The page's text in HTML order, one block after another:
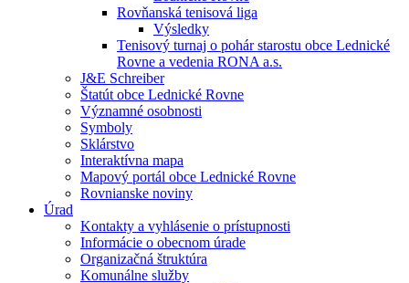
Rovňanská tenisová liga
Výsledky
Tenisový turnaj o pohár starostu obce Lednické
Rovne a vedenia RONA a.s.
J&E Schreiber
Štatút obce Lednické Rovne
Významné osobnosti
Symboly
Sklárstvo
Interaktívna mapa
Mapový portál obce Lednické Rovne
Rovnianske noviny
Úrad
Kontakty a vyhlásenie o prístupnosti
Informácie o obecnom úrade
Organizačná štruktúra
Komunálne služby